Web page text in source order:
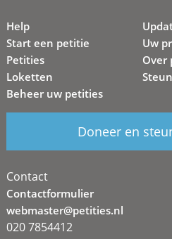
Help
Start een petitie
Petities
Loketten
Beheer uw petities
Uw
Over
Doneer en
Contact
Contactformulier
webmaster@petities.nl
020 7854412